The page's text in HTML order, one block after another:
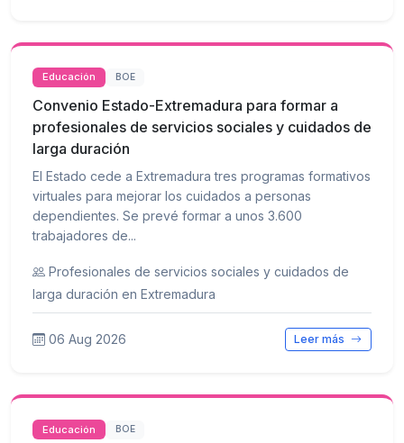
Educación BOE
Convenio Estado-Extremadura para formar a
profesionales de servicios sociales y cuidados de
larga duración
El Estado cede a Extremadura tres programas formativos
virtuales para mejorar los cuidados a personas
dependientes. Se prevé formar a unos 3.600
trabajadores de...
Profesionales de servicios sociales y cuidados de
larga duración en Extremadura
06 Aug 2026 Leer más
Educación BOE